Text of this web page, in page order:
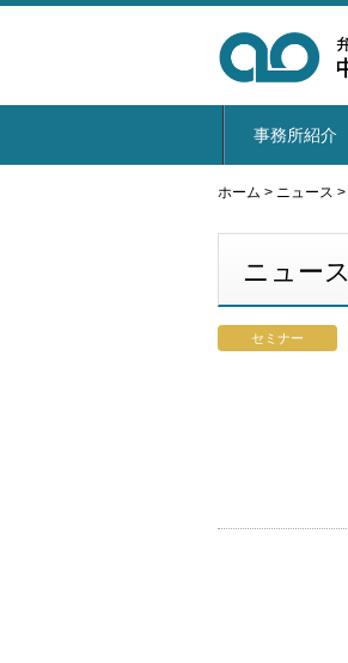
事務所紹介
ホーム > ニュース >
ニュース
セミナー